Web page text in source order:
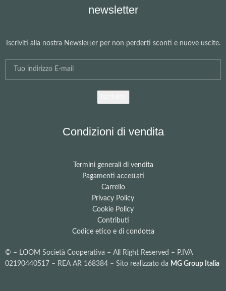
newsletter
Iscriviti alla nostra Newsletter per non perderti sconti e nuove uscite.
Condizioni di vendita
Termini generali di vendita
Pagamenti accettati
Carrello
Privacy Policy
Cookie Policy
Contributi
Codice etico e di condotta
© – LOOM Società Cooperativa – All Right Reserved – P.IVA
02190440517 – REA AR 168384 – Sito realizzato da MG Group Italia